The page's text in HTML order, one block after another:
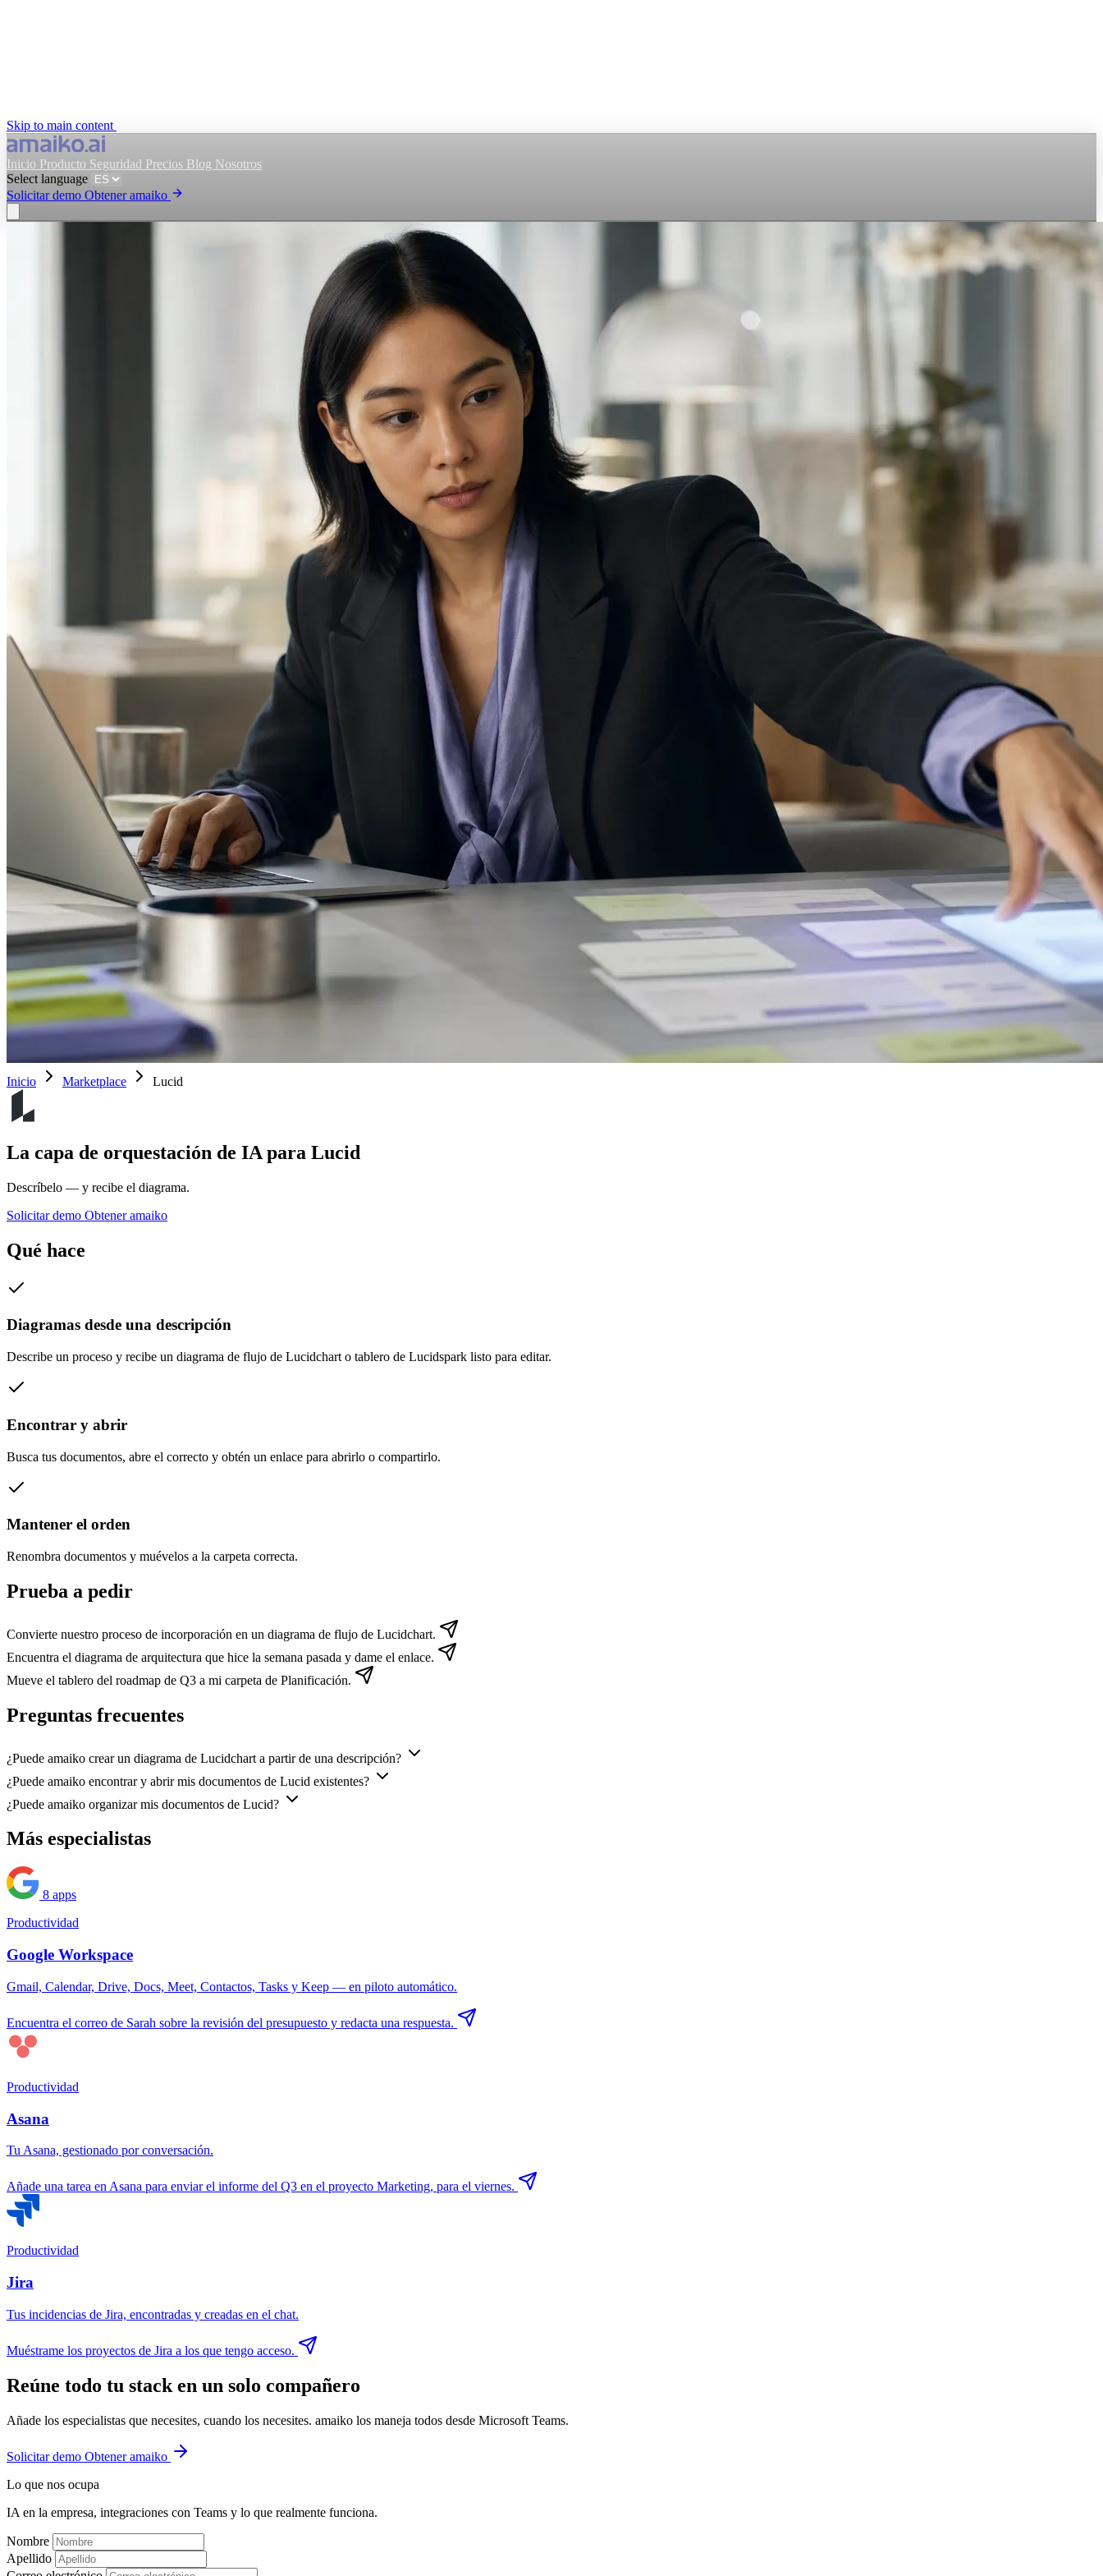
Skip to main content
Inicio Producto Seguridad Precios Blog Nosotros
Select language
Solicitar demo Obtener amaiko
Inicio Marketplace Lucid
La capa de orquestación de IA para Lucid
Descríbelo — y recibe el diagrama.
Solicitar demo Obtener amaiko
Qué hace
Diagramas desde una descripción
Describe un proceso y recibe un diagrama de flujo de Lucidchart o tablero de Lucidspark listo para editar.
Encontrar y abrir
Busca tus documentos, abre el correcto y obtén un enlace para abrirlo o compartirlo.
Mantener el orden
Renombra documentos y muévelos a la carpeta correcta.
Prueba a pedir
Convierte nuestro proceso de incorporación en un diagrama de flujo de Lucidchart.
Encuentra el diagrama de arquitectura que hice la semana pasada y dame el enlace.
Mueve el tablero del roadmap de Q3 a mi carpeta de Planificación.
Preguntas frecuentes
¿Puede amaiko crear un diagrama de Lucidchart a partir de una descripción?
¿Puede amaiko encontrar y abrir mis documentos de Lucid existentes?
¿Puede amaiko organizar mis documentos de Lucid?
Más especialistas
8 apps
Productividad
Google Workspace
Gmail, Calendar, Drive, Docs, Meet, Contactos, Tasks y Keep — en piloto automático.
Encuentra el correo de Sarah sobre la revisión del presupuesto y redacta una respuesta.
Productividad
Asana
Tu Asana, gestionado por conversación.
Añade una tarea en Asana para enviar el informe del Q3 en el proyecto Marketing, para el viernes.
Productividad
Jira
Tus incidencias de Jira, encontradas y creadas en el chat.
Muéstrame los proyectos de Jira a los que tengo acceso.
Reúne todo tu stack en un solo compañero
Añade los especialistas que necesites, cuando los necesites. amaiko los maneja todos desde Microsoft Teams.
Solicitar demo Obtener amaiko
Lo que nos ocupa
IA en la empresa, integraciones con Teams y lo que realmente funciona.
Nombre
Apellido